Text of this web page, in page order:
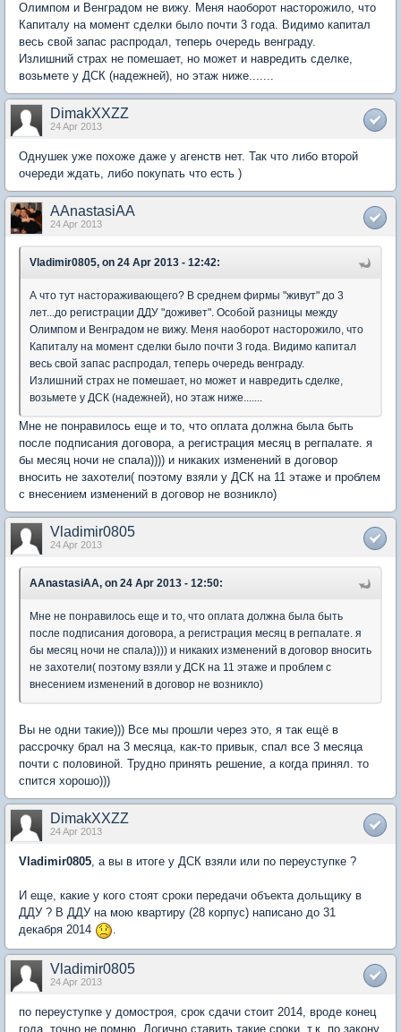
Олимпом и Венградом не вижу. Меня наоборот насторожило, что
Капиталу на момент сделки было почти 3 года. Видимо капитал
весь свой запас распродал, теперь очередь венграду.
Излишний страх не помешает, но может и навредить сделке,
возьмете у ДСК (надежней), но этаж ниже.......
DimakXXZZ
24 Apr 2013
Однушек уже похоже даже у агенств нет. Так что либо второй
очереди ждать, либо покупать что есть )
AAnastasiAA
24 Apr 2013
Vladimir0805, on 24 Apr 2013 - 12:42:
А что тут настораживающего? В среднем фирмы "живут" до 3
лет...до регистрации ДДУ "доживет". Особой разницы между
Олимпом и Венградом не вижу. Меня наоборот насторожило, что
Капиталу на момент сделки было почти 3 года. Видимо капитал
весь свой запас распродал, теперь очередь венграду.
Излишний страх не помешает, но может и навредить сделке,
возьмете у ДСК (надежней), но этаж ниже.......
Мне не понравилось еще и то, что оплата должна была быть
после подписания договора, а регистрация месяц в регпалате. я
бы месяц ночи не спала)))) и никаких изменений в договор
вносить не захотели( поэтому взяли у ДСК на 11 этаже и проблем
с внесением изменений в договор не возникло)
Vladimir0805
24 Apr 2013
AAnastasiAA, on 24 Apr 2013 - 12:50:
Мне не понравилось еще и то, что оплата должна была быть
после подписания договора, а регистрация месяц в регпалате. я
бы месяц ночи не спала)))) и никаких изменений в договор вносить
не захотели( поэтому взяли у ДСК на 11 этаже и проблем с
внесением изменений в договор не возникло)
Вы не одни такие))) Все мы прошли через это, я так ещё в
рассрочку брал на 3 месяца, как-то привык, спал все 3 месяца
почти с половиной. Трудно принять решение, а когда принял. то
спится хорошо)))
DimakXXZZ
24 Apr 2013
Vladimir0805, а вы в итоге у ДСК взяли или по переуступке ?
И еще, какие у кого стоят сроки передачи объекта дольщику в
ДДУ ? В ДДУ на мою квартиру (28 корпус) написано до 31
декабря 2014
.
Vladimir0805
24 Apr 2013
по переуступке у домостроя, срок сдачи стоит 2014, вроде конец
года, точно не помню. Логично ставить такие сроки, т.к. по закону